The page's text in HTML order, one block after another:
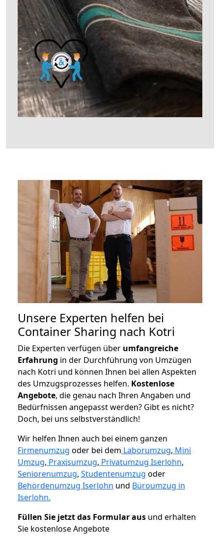
Unsere Experten helfen bei
Container Sharing nach Kotri
Die Experten verfügen über umfangreiche
Erfahrung in der Durchführung von Umzügen
nach Kotri und können Ihnen bei allen Aspekten
des Umzugsprozesses helfen. Kostenlose
Angebote, die genau nach Ihren Angaben und
Bedürfnissen angepasst werden? Gibt es nicht?
Doch, bei uns selbstverständlich!
Wir helfen Ihnen auch bei einem ganzen
Firmenumzug oder bei dem Laborumzug, Mini
Umzug, Praxisumzug, Privatumzug Iserlohn,
Seniorenumzug, Studentenumzug oder
Behördenumzug Iserlohn und Büroumzug in
Iserlohn.
Füllen Sie jetzt das Formular aus und erhalten
Sie kostenlose Angebote